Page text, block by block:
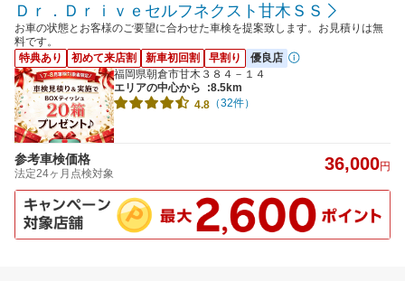
Ｄｒ．Ｄｒｉｖｅセルフネクスト甘木ＳＳ
お車の状態とお客様のご要望に合わせた車検を提案致します。お見積りは無
料です。
特典あり
初めて来店割 新車初回割 早割り
優良店
福岡県朝倉市甘木３８４－１４
エリアの中心から
:8.5km
4.8 （32件）
参考車検価格
法定24ヶ月点検対象 36,000円